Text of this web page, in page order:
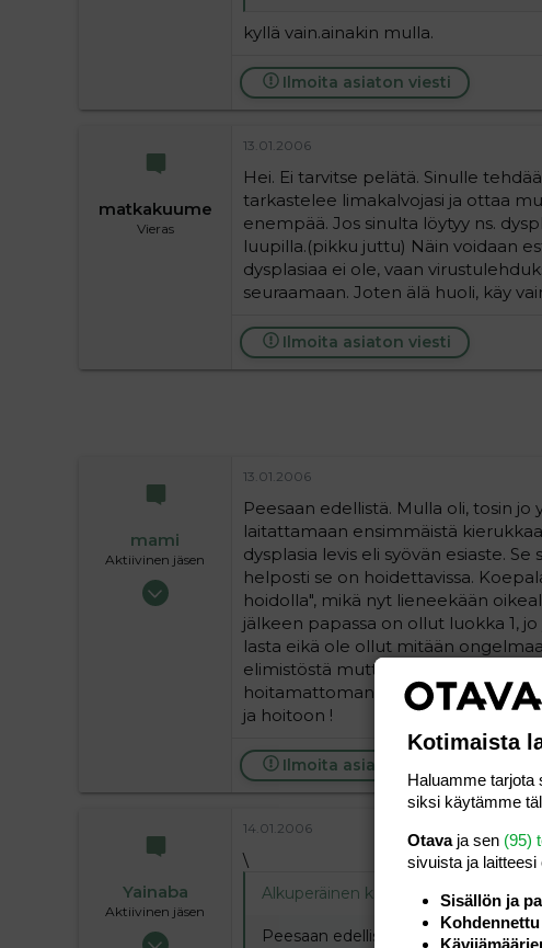
kyllä vain.ainakin mulla.
Ilmoita asiaton viesti
matkakuume
Vieras
13.01.2006
Hei. Ei tarvitse pelätä. Sinulle
tarkastelee limakalvojasi ja ottaa
enempää. Jos sinulta löytyy ns.
luupilla.(pikku juttu) Näin voidaan
dysplasiaa ei ole, vaan
seuraamaan. Joten älä huoli, käy
Ilmoita asiaton viesti
mami
Aktiivinen jäsen
28.05.2004
13.01.2006
Peesaan edellistä. Mulla oli, tosin
laitattamaan ensimmäistä
dysplasia levis eli syövän esiaste.
helposti se on hoidettavissa.
hoidolla", mikä nyt lieneekään
jälkeen papassa on ollut luokka 1,
lasta eikä ole ollut mitään
elimistöstä mutta oireettomana on
hoitamattomana tällainen muutos
ja hoitoon !
Ilmoita asiaton viesti
Yainaba
Aktiivinen jäsen
11.05.2005
14.01.2006
\
Alkuperäinen kirjoittaja 13.01.2006
Peesaan edellistä. Mulla oli, tosin jo
Kotimaista
Haluamme tarjota
siksi käytämme
Otavaja sen (95)
sivuista ja
Sisällön ja